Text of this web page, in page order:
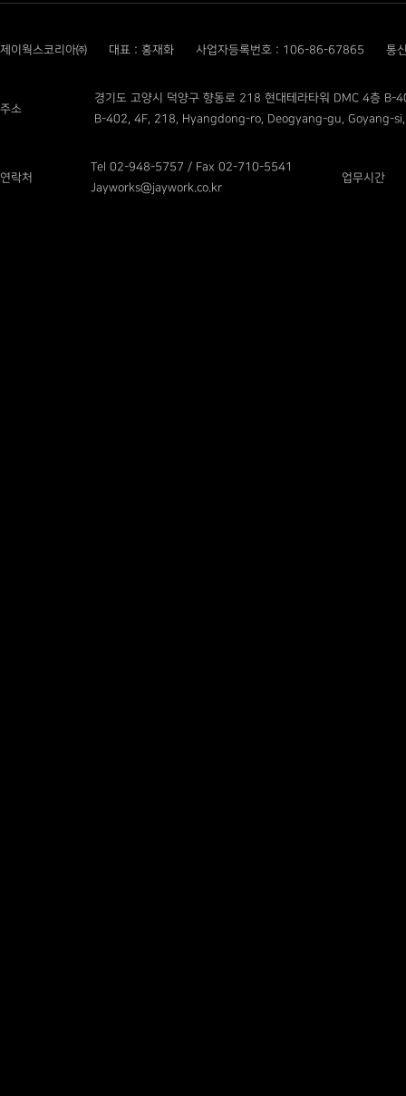
제이웍스코리아㈜ 대표 : 홍재화 사업자등록번호 : 106-86-67865 통
주소
경기도 고양시 덕양구 향동로 218 현대테라타워 DMC 4층 B-
B-402, 4F, 218, Hyangdong-ro, Deogyang-gu, Goyang-
연락처
Tel 02-948-5757 / Fax 02-710-5541
Jayworks@jaywork.co.kr
업무시간